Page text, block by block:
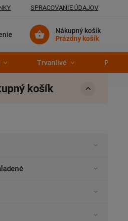
SPRACOVANIE ÚDAJOV
Nákupný košík
Prázdny košík
Trvanlivé
košík